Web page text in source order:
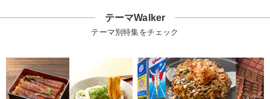
テーマWalker
テーマ別特集をチェック